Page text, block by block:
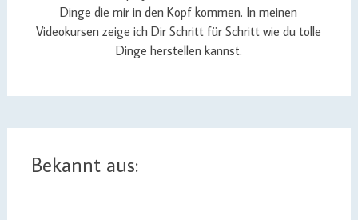
Dinge die mir in den Kopf kommen. In meinen
Videokursen zeige ich Dir Schritt für Schritt wie du tolle
Dinge herstellen kannst.
Bekannt aus: